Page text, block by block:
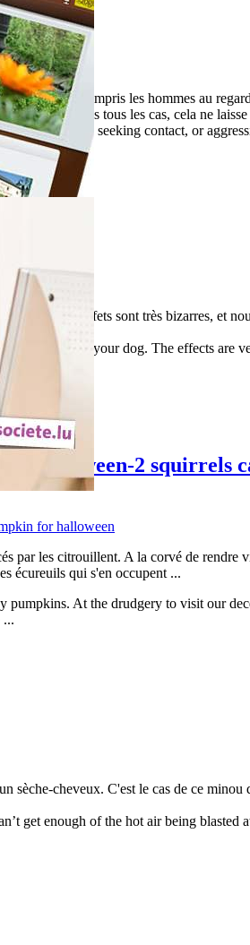
ce qu'ont compris les hommes au
le défis. Dans tous les cas, cela ne
react kindly, seeking contact, or
chien. Les effets sont très bizarres, et
throw it to your dog. The effects are
halloween-2 squirrels
par les citrouillent. A la corvé de rendre
écureuils qui s'en occupent ...
At the drudgery to visit our
...
cheveux. C'est le cas de ce minou
get enough of the hot air being blasted